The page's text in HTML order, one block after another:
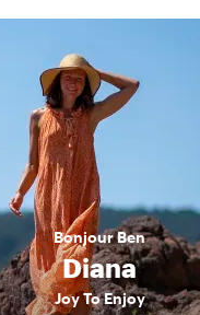
BonjourBen
Diana
Joy To Enjoy